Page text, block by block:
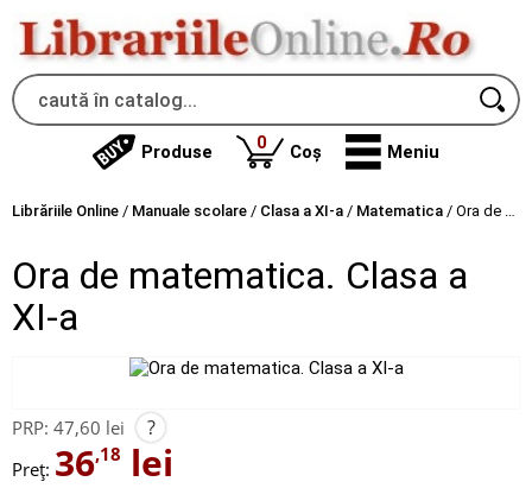
Produse 0produse
Coș Meniu
Librăriile Online / Manuale scolare / Clasa a XI-a / Matematica / Ora de matematica. Clasa a XI-a
Ora de matematica. Clasa a
XI-a
PRP: 47,60 lei ?
Preț: 36,18 lei